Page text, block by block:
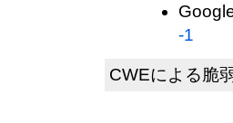
-1
CWEによる脆